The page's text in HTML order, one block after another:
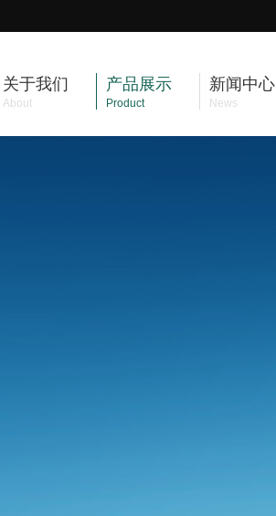
关于我们
About
产品展示
Product
新闻中心
News